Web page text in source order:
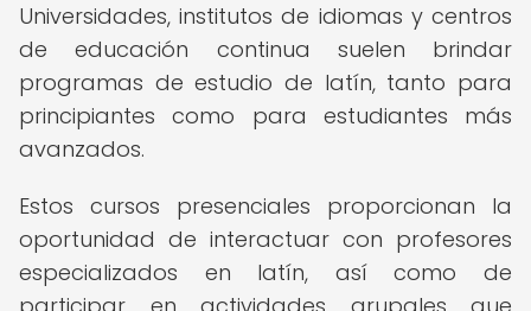
Universidades, institutos de idiomas y centros
de educación continua suelen brindar
programas de estudio de latín, tanto para
principiantes como para estudiantes más
avanzados.
Estos cursos presenciales proporcionan la
oportunidad de interactuar con profesores
especializados en latín, así como de